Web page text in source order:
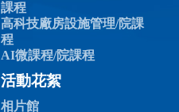
課程
高科技廠房設施管理/院課
程
AI微課程/院課程
活動花絮
相片館